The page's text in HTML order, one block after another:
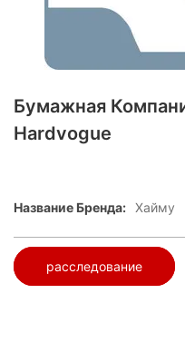
Бумажная
Hardvogue
Название Бренда: Хайму
расследование